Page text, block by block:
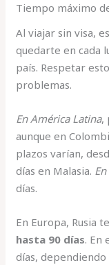
Tiempo máximo
Al viajar sin visa,
quedarte en cada
país. Respetar
problemas.
En América Latina,
aunque en
plazos varían,
días en Malasia.
días.
En Europa, Rusia
hasta 90 días. En
días, dependiendo